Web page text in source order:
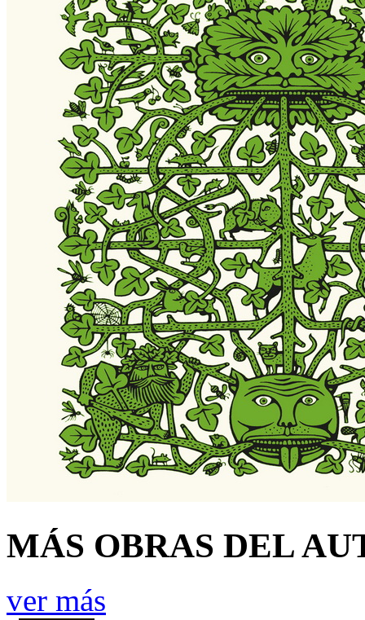
MÁS OBRAS DEL
ver más